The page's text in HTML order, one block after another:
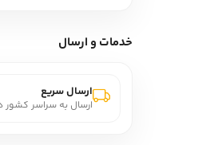
خدمات و ارسال
ارسال سریع
ارسال به سراسر کشور